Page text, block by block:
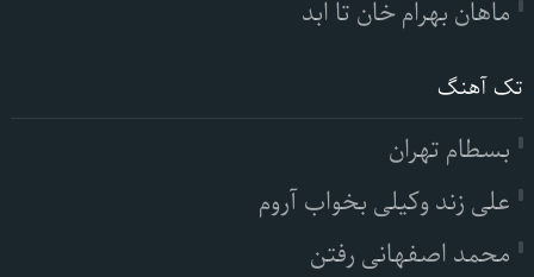
ماهان بهرام خان تا ابد
تک آهنگ
بسطام تهران
علی زند وکیلی بخواب آروم
محمد اصفهانی رفتن